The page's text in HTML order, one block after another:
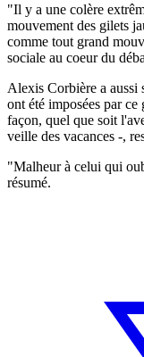
"Il y a une colère
mouvement des gilets
comme tout grand
sociale au coeur du
Alexis Corbière a aussi
ont été imposées par
façon, quel que soit
veille des vacances -,
"Malheur à celui qui
résumé.